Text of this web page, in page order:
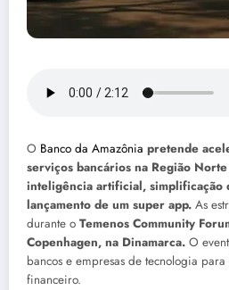
O Banco da Amazônia pretende
serviços bancários na Região
inteligência artificial, simplificação
lançamento de um super app. As
durante o Temenos Community
Copenhagen, na Dinamarca. O
bancos e empresas de tecnologia
financeiro.